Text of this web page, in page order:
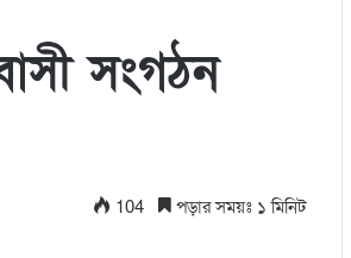
সংগঠন
104 পড়ার সময়ঃ ১ মিনিট